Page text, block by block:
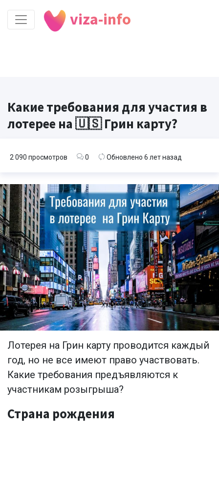
viza-info
Какие требования для участия в
лотерее на 🇺🇸 Грин карту?
Лотерея на Грин карту проводится каждый
год, но не все имеют право участвовать.
Какие требования предъявляются к
участникам розыгрыша?
Страна рождения
2 090 просмотров 0 Обновлено 6 лет назад